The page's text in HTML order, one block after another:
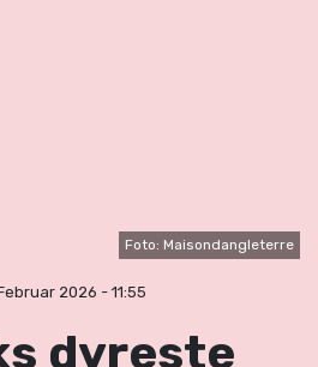
Foto: Maisondangleterre
2026 - 11:55
dyreste